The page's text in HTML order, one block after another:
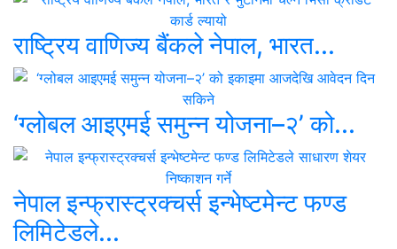
राष्ट्रिय वाणिज्य बैंकले नेपाल, भारत...
‘ग्लोबल आइएमई समुन्न योजना–२’ को...
नेपाल इन्फ्रास्ट्रक्चर्स इन्भेष्टमेन्ट फण्ड
लिमिटेडले...